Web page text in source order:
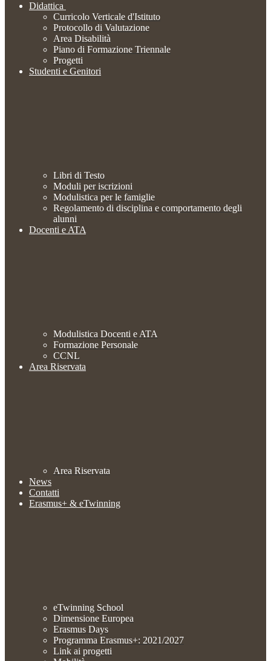
Didattica
Curricolo Verticale d'Istituto
Protocollo di Valutazione
Area Disabilità
Piano di Formazione Triennale
Progetti
Studenti e Genitori
Libri di Testo
Moduli per iscrizioni
Modulistica per le famiglie
Regolamento di disciplina e comportamento degli
alunni
Docenti e ATA
Modulistica Docenti e ATA
Formazione Personale
CCNL
Area Riservata
Area Riservata
News
Contatti
Erasmus+ & eTwinning
eTwinning School
Dimensione Europea
Erasmus Days
Programma Erasmus+: 2021/2027
Link ai progetti